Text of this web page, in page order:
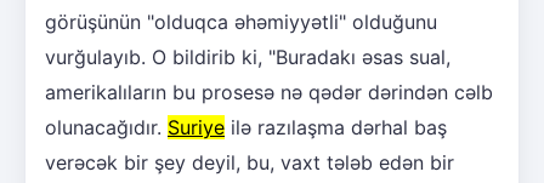
görüşünün "olduqca əhəmiyyətli" olduğunu
vurğulayıb. O bildirib ki, "Buradakı əsas sual,
amerikalıların bu prosesə nə qədər dərindən cəlb
olunacağıdır. Suriye ilə razılaşma dərhal baş
verəcək bir şey deyil, bu, vaxt tələb edən bir